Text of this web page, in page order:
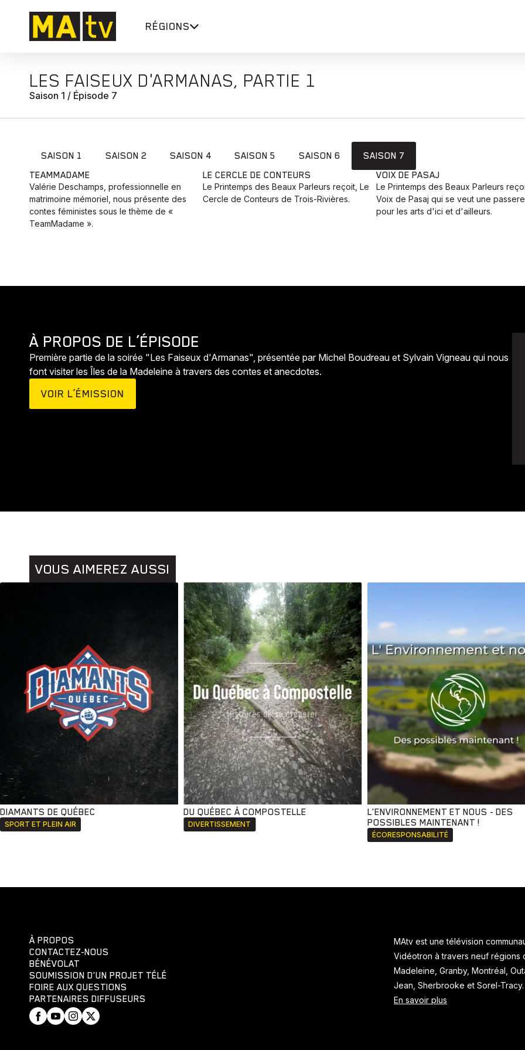
RÉGIONS
Histoires Pêche Santé Sport
LES FAISEUX D'ARMANAS, PARTIE 1
Saison 1 / Épisode 7
SAISON 1 SAISON 2 SAISON 4 SAISON 5 SAISON 6
SAISON 7
TEAMMADAME
Valérie Deschamps, professionnelle en
matrimoine mémoriel, nous présente des
contes féministes sous le thème de «
TeamMadame ».
LE CERCLE DE CONTEURS
Le Printemps des Beaux Parleurs reçoit, Le
Cercle de Conteurs de Trois-Rivières.
VOIX DE PASAJ
Le Printemps des Beaux Parleurs
Voix de Pasaj qui se veut une
pour les arts d'ici et d'ailleurs.
À PROPOS DE L’ÉPISODE
Première partie de la soirée "Les Faiseux d'Armanas", présentée par Michel Boudreau et Sylvain Vigneau qui nous
font visiter les Îles de la Madeleine à travers des contes et anecdotes.
VOIR L’ÉMISSION
VOUS AIMEREZ AUSSI
DIAMANTS DE QUÉBEC
SPORT ET PLEIN AIR
DU QUÉBEC À COMPOSTELLE
DIVERTISSEMENT
L'ENVIRONNEMENT ET NOUS - DES
POSSIBLES MAINTENANT !
ÉCORESPONSABILITÉ
À PROPOS
CONTACTEZ-NOUS
BÉNÉVOLAT
SOUMISSION D'UN PROJET TÉLÉ
FOIRE AUX QUESTIONS
PARTENAIRES DIFFUSEURS
MAtv est une télévision
Vidéotron à travers neuf régions
Madeleine, Granby, Montréal,
Jean, Sherbrooke et Sorel-
En savoir plus